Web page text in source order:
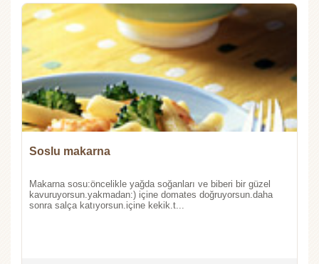
Soslu makarna
Makarna sosu:öncelikle yağda soğanları ve biberi bir güzel
kavuruyorsun.yakmadan:) içine domates doğruyorsun.daha
sonra salça katıyorsun.içine kekik.t...